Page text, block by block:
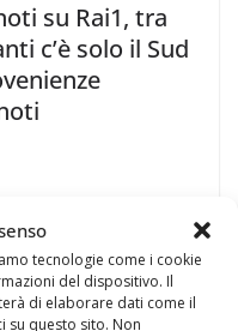
tecnologie come i cookie
del dispositivo. Il
di elaborare dati come il
su questo sito. Non
su Rai1, tra
c’è solo il Sud